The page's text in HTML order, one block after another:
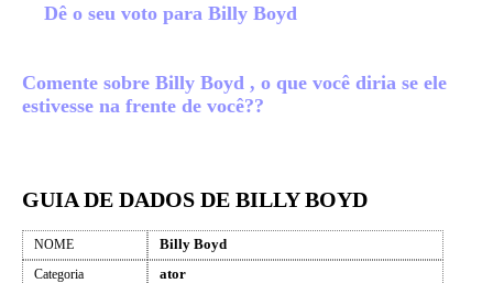
Dê o seu voto para Billy Boyd
Comente sobre Billy Boyd , o que você diria se ele
estivesse na frente de você??
GUIA DE DADOS DE BILLY BOYD
NOME Billy Boyd
Categoria ator